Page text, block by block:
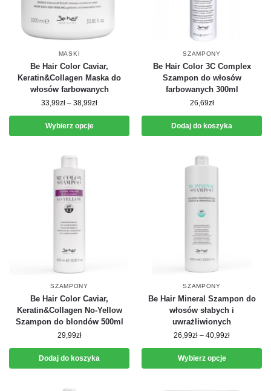
MASKI
Be Hair Color Caviar,
Keratin&Collagen Maska do
włosów farbowanych
33,99zł – 38,99zł
Wybierz opcje
SZAMPONY
Be Hair Color 3C Complex
Szampon do włosów
farbowanych 300ml
26,69zł
Dodaj do koszyka
SZAMPONY
Be Hair Color Caviar,
Keratin&Collagen No-Yellow
Szampon do blondów 500ml
29,99zł
Dodaj do koszyka
SZAMPONY
Be Hair Mineral Szampon do
włosów słabych i
uwrażliwionych
26,99zł – 40,99zł
Wybierz opcje